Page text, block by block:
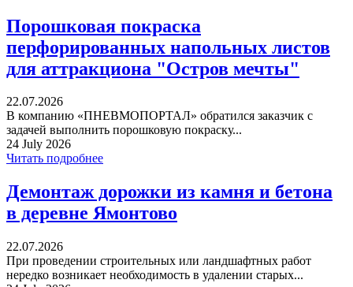
Порошковая покраска
перфорированных напольных листов
для аттракциона "Остров мечты"
22.07.2026
В компанию «ПНЕВМОПОРТАЛ» обратился заказчик с
задачей выполнить порошковую покраску...
24 July 2026
Читать подробнее
Демонтаж дорожки из камня и бетона
в деревне Ямонтово
22.07.2026
При проведении строительных или ландшафтных работ
нередко возникает необходимость в удалении старых...